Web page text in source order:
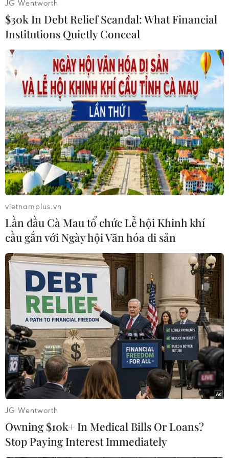
(TTXVN/Vietnam+)
#Đắm phà #Philippines
#Mất tích
#Phà Maharlika II
#Lực lượng tuần duyên
Philippines
Theo dõi VietnamPlus
TIN LIÊN QUAN
JG Wentworth
$30k In Debt Relief Scandal: What Financial
Institutions Quietly Conceal
vietnamplus.vn
Lần đầu Cà Mau tổ chức Lễ hội Khinh khí
cầu gắn với Ngày hội Văn hóa di sản
JG Wentworth
Owning $10k+ In Medical Bills Or Loans?
Stop Paying Interest Immediately